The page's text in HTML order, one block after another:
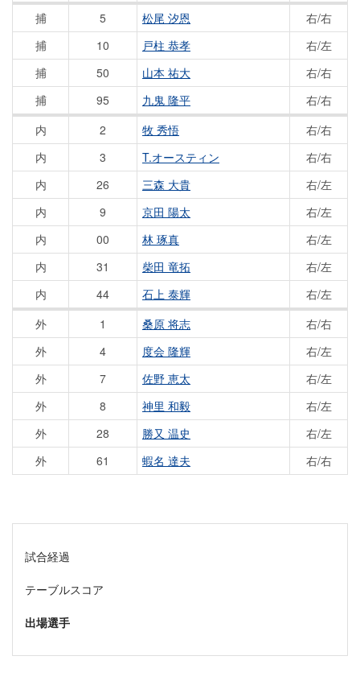
捕
5 松尾 汐恩
右/右
捕
10 戸柱 恭孝
右/左
捕
50 山本 祐大
右/右
捕
95 九鬼 隆平
右/右
内
2 牧 秀悟
右/右
内
3 T.オースティン
右/右
内
26 三森 大貴
右/左
内
9 京田 陽太
右/左
内
00 林 琢真
右/左
内
31 柴田 竜拓
右/左
内
44 石上 泰輝
右/左
外
1 桑原 将志
右/右
外
4 度会 隆輝
右/左
外
7 佐野 恵太
右/左
外
8 神里 和毅
右/左
外
28 勝又 温史
右/左
外
61 蝦名 達夫 右/右
試合経過
テーブルスコア
出場選手